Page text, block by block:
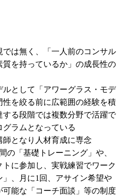
では無く、「一人前のコンサル
を持っているか」の成長性の
ルとして「アワーグラス・モデ
を絞る前に広範囲の経験を積
る段階では複数分野で活躍で
ラムとなっている
師となり人材育成に専念
の「基礎トレーニング」や、
に参加し、実戦練習でワーク
、月に1回、アサイン希望や
能な「コーチ面談」等の制度